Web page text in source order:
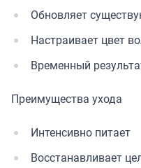
Обновляет
Настраивает цвет
Временный
Преимущества ухода
Интенсивно питает
Восстанавливает